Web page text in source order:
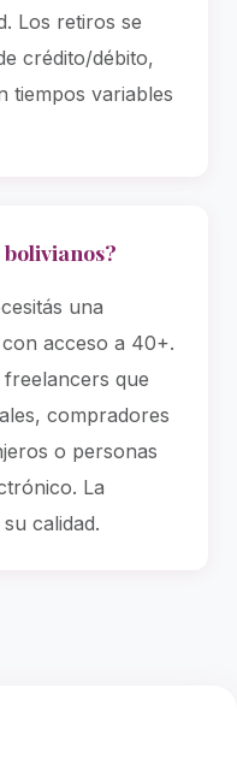
Los retiros se
crédito/débito,
tiempos variables
una
acceso a 40+.
que
compradores
o personas
La
calidad.